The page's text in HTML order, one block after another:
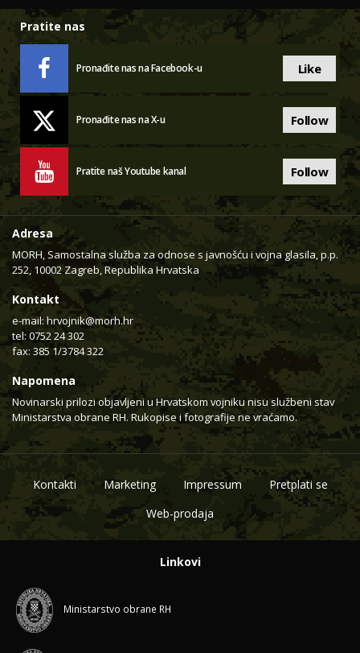
Pratite nas
Pronađite nas na Facebook-u Like
Pronađite nas na X-u Follow
Pratite naš Youtube kanal Follow
Adresa
MORH, Samostalna služba za odnose s javnošću i vojna glasila, p.p.
252, 10002 Zagreb, Republika Hrvatska
Kontakt
e-mail: hrvojnik@morh.hr
tel: 0752 24 302
fax: 385 1/3784 322
Napomena
Novinarski prilozi objavljeni u Hrvatskom vojniku nisu službeni stav
Ministarstva obrane RH. Rukopise i fotografije ne vraćamo.
Kontakti Marketing Impressum
Pretplati se
Web-prodaja
Linkovi
Ministarstvo obrane RH